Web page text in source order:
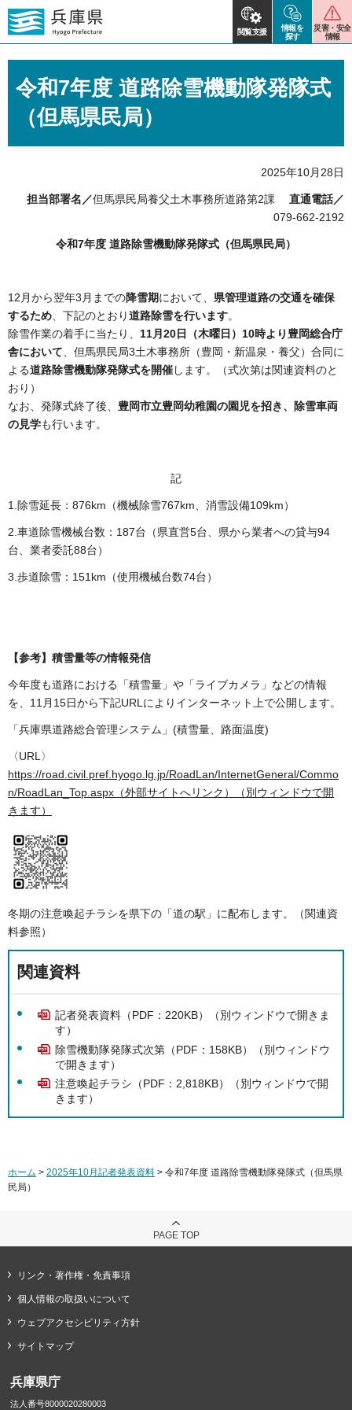
閲覧支援
情報を
探す
災害・安全
情報
令和7年度 道路除雪機動隊発隊式
（但馬県民局）
2025年10月28日
担当部署名／但馬県民局養父土木事務所道路第2課 直通電話／
079-662-2192
令和7年度 道路除雪機動隊発隊式（但馬県民局）
12月から翌年3月までの降雪期において、 県管理道路の交通を確保
するため、下記のとおり道路除雪を行います。
除雪作業の着手に当たり、 11月20日（木曜日）10時より豊岡総合庁
舎において、但馬県民局3土木事務所（豊岡・新温泉・養父）合同に
よる道路除雪機動隊発隊式を開催します。（式次第は関連資料のと
おり）
なお、発隊式終了後、 豊岡市立豊岡幼稚園の園児を招き、除雪車両
の見学も行います。
記
1.除雪延長：876km（機械除雪767km、消雪設備109km）
2.車道除雪機械台数：187台（県直営5台、県から業者への貸与94
台、業者委託88台）
3.歩道除雪：151km（使用機械台数74台）
【参考】積雪量等の情報発信
今年度も道路における「積雪量」や「ライブカメラ」などの情報
を、11月15日から下記URLによりインターネット上で公開します。
「兵庫県道路総合管理システム」(積雪量、路面温度)
〈URL〉
https://road.civil.pref.hyogo.lg.jp/RoadLan/InternetGeneral/Commo
n/RoadLan_Top.aspx（外部サイトへリンク）（別ウィンドウで開
きます）
冬期の注意喚起チラシを県下の「道の駅」に配布します。（関連資
料参照）
関連資料
記者発表資料（PDF：220KB）（別ウィンドウで開きま
す）
除雪機動隊発隊式次第（PDF：158KB）（別ウィンドウ
で開きます）
注意喚起チラシ（PDF：2,818KB）（別ウィンドウで開
きます）
ホーム > 2025年10月記者発表資料 > 令和7年度 道路除雪機動隊発隊式（但馬県
民局）
PAGE TOP
リンク・著作権・免責事項
個人情報の取扱いについて
ウェブアクセシビリティ方針
サイトマップ
兵庫県庁
法人番号8000020280003